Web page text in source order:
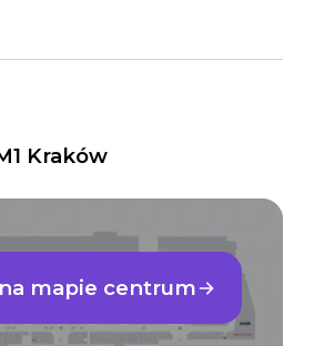
Kraków
mapie centrum